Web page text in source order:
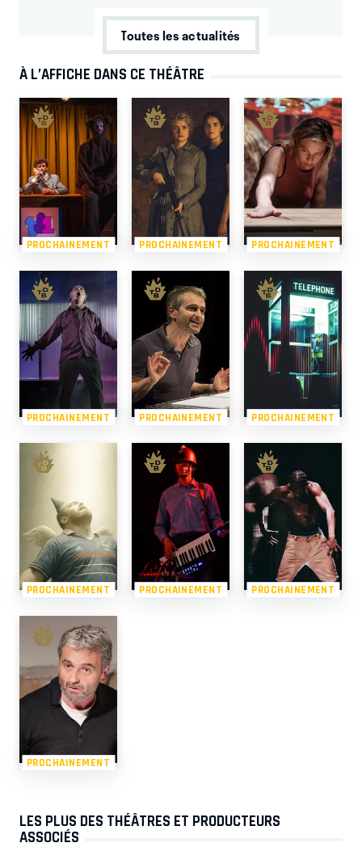
Toutes les actualités
À L’AFFICHE DANS CE THÉÂTRE
PROCHAINEMENT PROCHAINEMENT PROCHAINEMENT
PROCHAINEMENT PROCHAINEMENT PROCHAINEMENT
PROCHAINEMENT PROCHAINEMENT PROCHAINEMENT
PROCHAINEMENT
LES PLUS DES THÉÂTRES ET PRODUCTEURS
ASSOCIÉS